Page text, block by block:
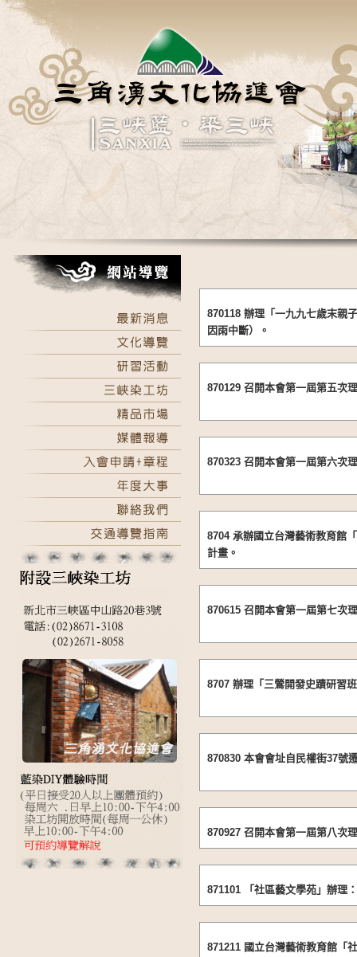
870118 辦理「一九九七歲末親
因雨中斷）。
870129 召開本會第一屆第五次
870323 召開本會第一屆第六次
8704 承辦國立台灣藝術教育館
計畫。
870615 召開本會第一屆第七次
8707 辦理「三鶯開發史蹟研習
870830 本會會址自民權街37號
870927 召開本會第一屆第八次
871101 「社區藝文學苑」辦理
871211 國立台灣藝術教育館「